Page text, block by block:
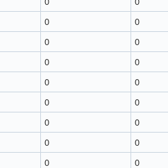
0 0
0 0
0 0
0 0
0 0
0 0
0 0
0 0